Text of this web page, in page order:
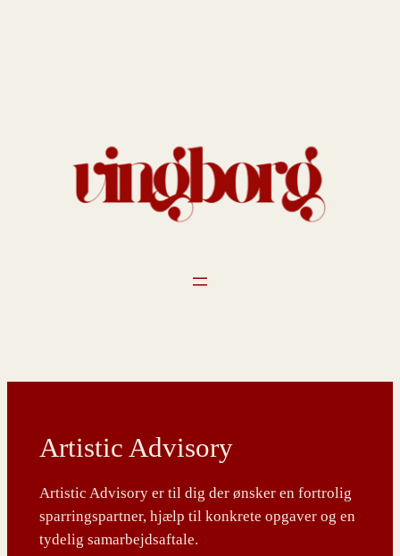
Artistic Advisory
Artistic Advisory er til dig der ønsker en fortrolig
sparringspartner, hjælp til konkrete opgaver og en
tydelig samarbejdsaftale.